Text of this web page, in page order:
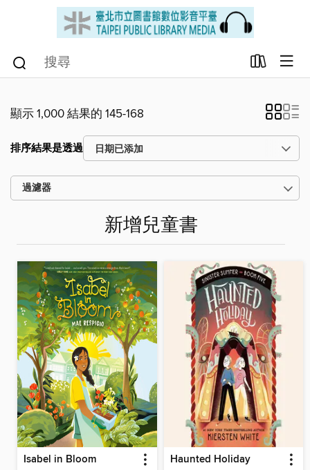
顯示 1,000 結果的 145-168
排序結果是透過
過濾器
新增兒童書
Isabel in Bloom Haunted Holiday